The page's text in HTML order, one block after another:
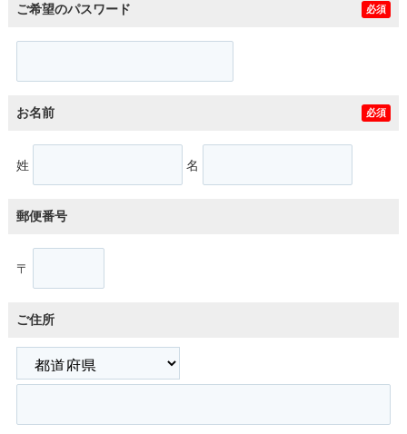
ご希望のパスワード 必須
お名前 必須
姓 名
郵便番号
〒
ご住所